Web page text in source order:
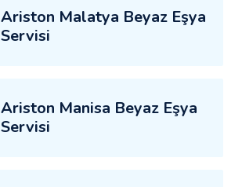
Ariston Malatya Beyaz Eşya
Servisi
Ariston Manisa Beyaz Eşya
Servisi